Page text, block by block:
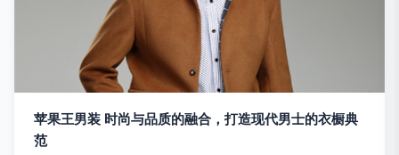
苹果王男装 时尚与品质的融合，打造现代男士的衣橱典
范